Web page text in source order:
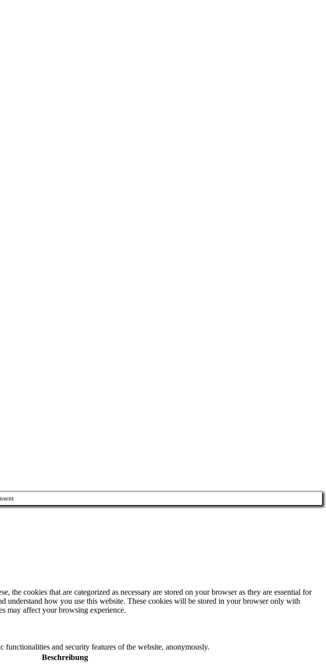
cookies that are categorized as necessary are stored on your browser as they are essential for
understand how you use this website. These cookies will be stored in your browser only with
may affect your browsing experience.
functionalities and security features of the website, anonymously.
Beschreibung